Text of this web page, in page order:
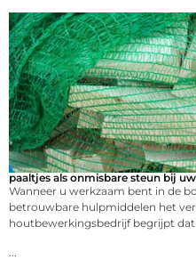
paaltjes als onmisbare steun bij
Wanneer u werkzaam bent in de
betrouwbare hulpmiddelen het
houtbewerkingsbedrijf begrijpt